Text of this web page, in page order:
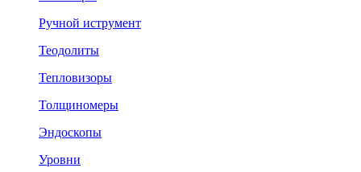
Ручной иструмент
Теодолиты
Тепловизоры
Толщиномеры
Эндоскопы
Уровни